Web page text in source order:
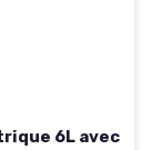
6L avec